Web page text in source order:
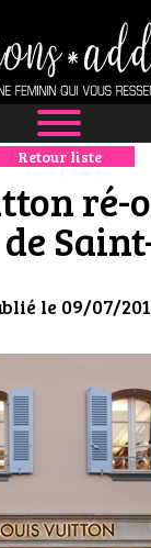
NEWS
MODE
CULTURE
Retour liste
ré-
le 09/07/